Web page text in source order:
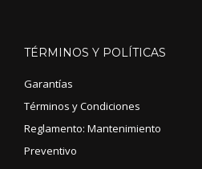
TÉRMINOS Y POLÍTICAS
Garantías
Términos y Condiciones
Reglamento: Mantenimiento
Preventivo